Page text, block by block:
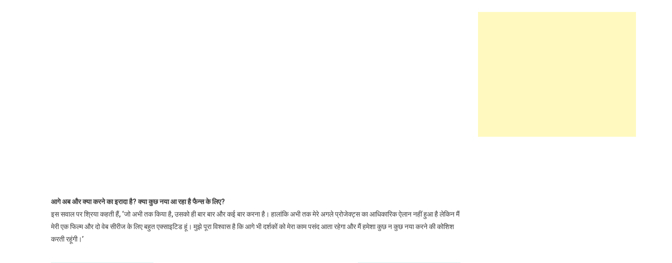
आगे अब और क्या करने का इरादा है? क्या कुछ नया आ रहा है फैन्स के लिए?
इस सवाल पर श्रिया कहती हैं, ‘जो अभी तक किया है, उसको ही बार बार और कई बार करना है। हालांकि अभी तक मेरे अगले प्रोजेक्ट्स का आधिकारिक ऐलान नहीं हुआ है लेकिन मैं
मेरी एक फिल्म और दो वेब सीरीज के लिए बहुत एक्साइटिड हूं। मुझे पूरा विश्वास है कि आगे भी दर्शकों को मेरा काम पसंद आता रहेगा और मैं हमेशा कुछ न कुछ नया करने की कोशिश
करती रहूंगी।’